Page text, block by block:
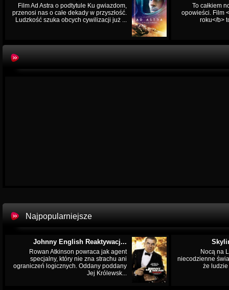
Film Ad Astra o podtytule Ku gwiazdom,
przenosi nas o całe dekady w przyszłość.
Ludzkość szuka obcych cywilizacji już ...
To całkiem
opowieści. Film
roku</b>
Najpopularniejsze
Johnny English Reaktywacj...
Rowan Atkinson powraca jak agent
specjalny, który nie zna strachu ani
ograniczeń logicznych. Oddany poddany
Jej Królewsk...
Nocą na
niecodzienne
że